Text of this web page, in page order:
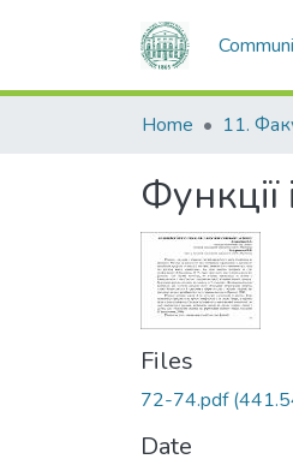
Home
Files
72-74.pdf
Date